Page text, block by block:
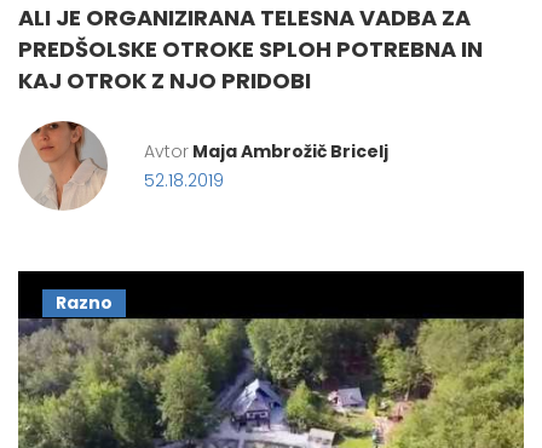
ALI JE ORGANIZIRANA TELESNA VADBA ZA
PREDŠOLSKE OTROKE SPLOH POTREBNA IN
KAJ OTROK Z NJO PRIDOBI
Avtor Maja Ambrožič Bricelj
52.18.2019
Razno